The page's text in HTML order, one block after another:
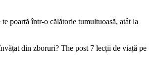
poartă într-o călătorie tumultuoasă, atât la
din zboruri? The post 7 lecții de viață pe